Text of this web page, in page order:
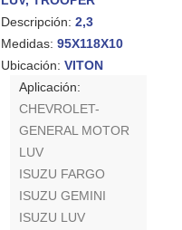
Descripción:2,3
Medidas:95X118X10
Ubicación:VITON
Aplicación:
CHEVROLET-
GENERAL MOTOR
LUV
ISUZU FARGO
ISUZU GEMINI
ISUZU LUV